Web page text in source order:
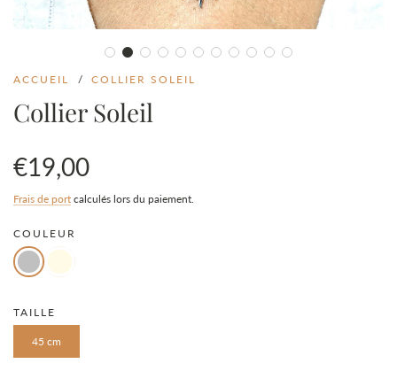
ACCUEIL / COLLIER SOLEIL
Collier Soleil
Prix
en
solde
Prix
régulier
€19,00
Frais de port calculés lors du paiement.
COULEUR
TAILLE
45 cm